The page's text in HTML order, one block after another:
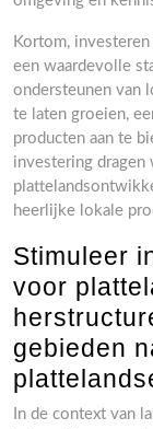
Kortom,
een waardevolle
ondersteunen van
te laten groeien,
producten aan te
investering dragen
heerlijke lokale
Stimuleer
voor
gebieden
In de context van